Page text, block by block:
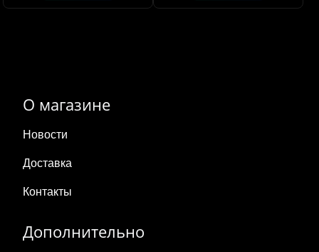
О магазине
Новости
Доставка
Контакты
Дополнительно